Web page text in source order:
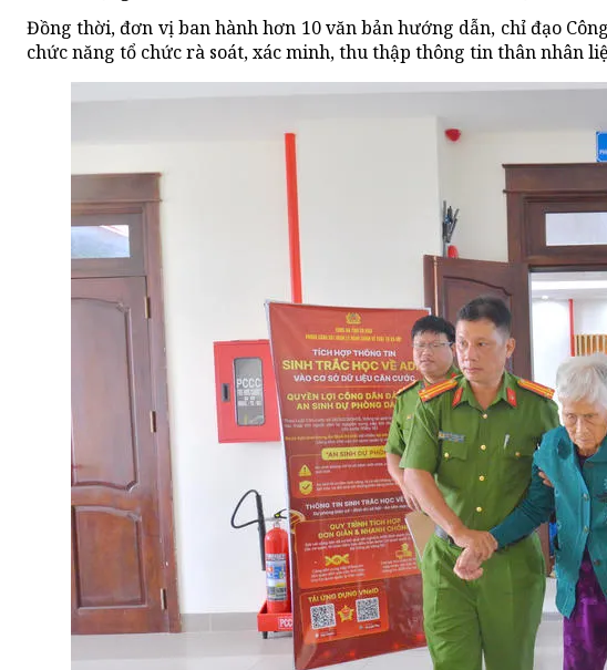
Đồng thời, đơn vị ban hành hơn 10 văn bản hướng dẫn, chỉ đạo
chức năng tổ chức rà soát, xác minh, thu thập thông tin thân nhân